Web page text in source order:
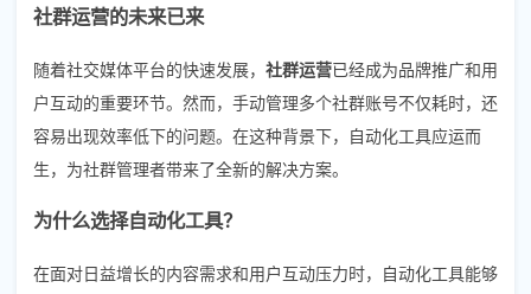
社群运营的未来已来
随着社交媒体平台的快速发展， 社群运营已经成为品牌推广和用
户互动的重要环节。然而，手动管理多个社群账号不仅耗时，还
容易出现效率低下的问题。在这种背景下，自动化工具应运而
生，为社群管理者带来了全新的解决方案。
为什么选择自动化工具？
在面对日益增长的内容需求和用户互动压力时，自动化工具能够